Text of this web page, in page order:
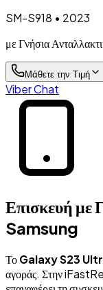
SM-S918 • 2023
με Γνήσια
Μάθετε την Τιμή
Viber Chat
Επισκευή με
Samsung
ΤοGalaxy S23
αγοράς. Στην